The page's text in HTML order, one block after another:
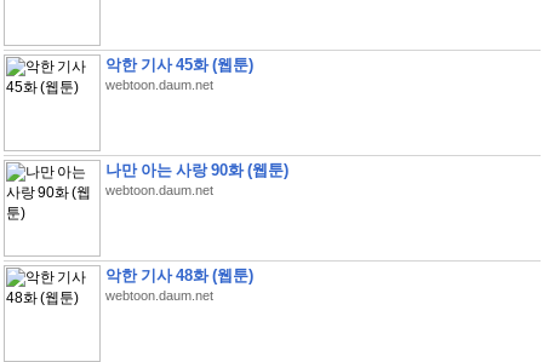
악한 기사 45화 (웹툰)
webtoon.daum.net
나만 아는 사랑 90화 (웹툰)
webtoon.daum.net
악한 기사 48화 (웹툰)
webtoon.daum.net